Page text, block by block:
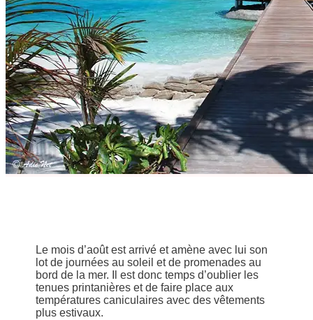
Le mois d’août est arrivé et amène avec lui son
lot de journées au soleil et de promenades au
bord de la mer. Il est donc temps d’oublier les
tenues printanières et de faire place aux
températures caniculaires avec des vêtements
plus estivaux.